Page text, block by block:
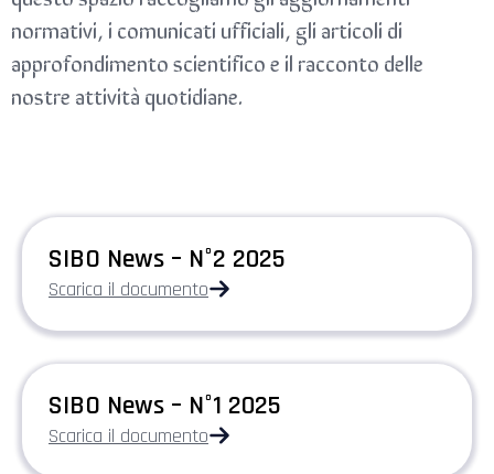
normativi, i comunicati ufficiali, gli articoli di
approfondimento scientifico e il racconto delle
nostre attività quotidiane.
SIBO News – N°2 2025
Scarica il documento
SIBO News – N°1 2025
Scarica il documento